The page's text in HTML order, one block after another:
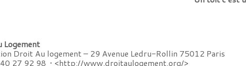
Logement
Droit Au logement – 29 Avenue Ledru-Rollin 75012 Paris
27 92 98 • <http://www.droitaulogement.org/>